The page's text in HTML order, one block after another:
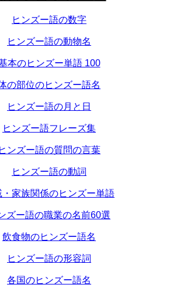
ヒンズー語の数字
ヒンズー語の動物名
本のヒンズー単語 100
の部位のヒンズー語名
ヒンズー語の月と日
ヒンズー語フレーズ集
ヒンズー語の質問の言葉
ヒンズー語の動詞
・家族関係のヒンズー単語
ズー語の職業の名前60選
飲食物のヒンズー語名
ヒンズー語の形容詞
各国のヒンズー語名